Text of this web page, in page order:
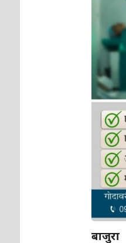
बाजुरा